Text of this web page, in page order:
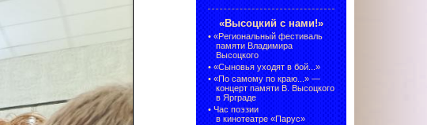
«Высоцкий с нами!»
• «Региональный фестиваль
памяти Владимира
Высоцкого
• «Сыновья уходят в бой...»
• «По самому по краю...» —
концерт памяти В. Высоцкого
в Ярграде
• Час поэзии
в кинотеатре «Парус»